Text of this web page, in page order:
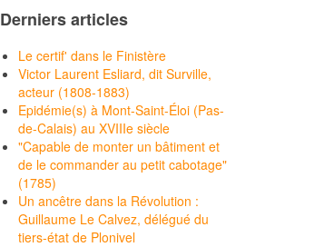
Derniers articles
Le certif' dans le Finistère
Victor Laurent Esliard, dit Surville,
acteur (1808-1883)
Epidémie(s) à Mont-Saint-Éloi (Pas-
de-Calais) au XVIIIe siècle
"Capable de monter un bâtiment et
de le commander au petit cabotage"
(1785)
Un ancêtre dans la Révolution :
Guillaume Le Calvez, délégué du
tiers-état de Plonivel